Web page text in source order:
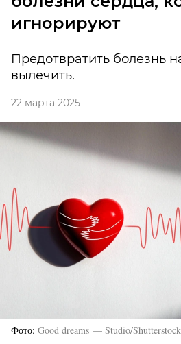
игнорируют
Предотвратить болезнь
вылечить.
22 марта 2025
Фото Good dreams — Studio/